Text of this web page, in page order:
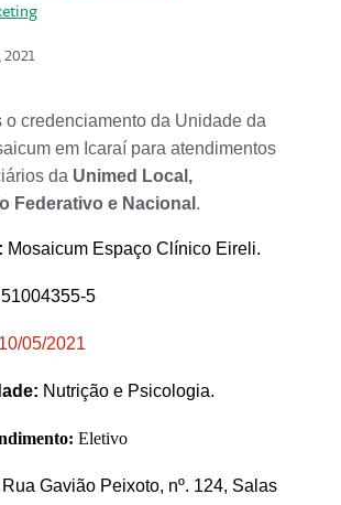
2021
o credenciamento da Unidade da
em Icaraí para atendimentos
da Unimed Local,
Federativo e Nacional .
: Mosaicum Espaço Clínico Eireli.
51004355-5
10/05/2021
Nutrição e Psicologia.
Eletivo
Rua Gavião Peixoto, nº. 124, Salas